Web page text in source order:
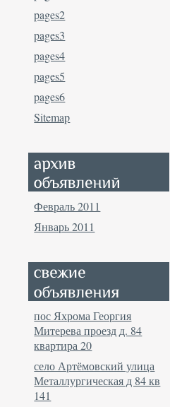
pages2
pages3
pages4
pages5
pages6
Sitemap
Февраль 2011
Январь 2011
пос Яхрома Георгия
Митерева проезд д. 84
квартира 20
село Артёмовский улица
Металлургическая д 84 кв
141